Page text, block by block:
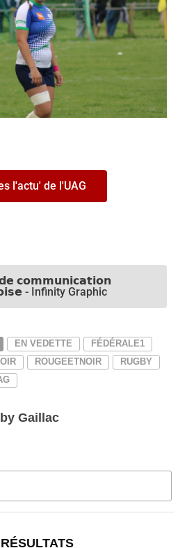
l'actu' de l'UAG
𝗰𝗼𝗺𝗺𝘂𝗻𝗶𝗰𝗮𝘁𝗶𝗼𝗻
- Infinity Graphic
EN VEDETTE
FÉDÉRALE1
ROUGEETNOIR
RUGBY
Gaillac